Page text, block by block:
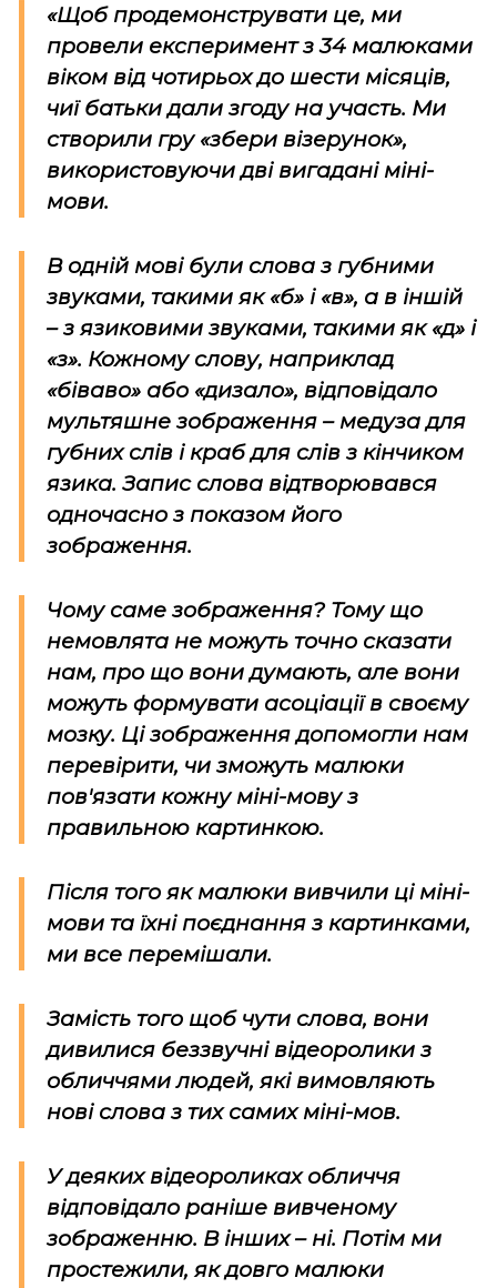
«Щоб продемонструвати це, ми
провели експеримент з 34 малюками
віком від чотирьох до шести місяців,
чиї батьки дали згоду на участь. Ми
створили гру «збери візерунок»,
використовуючи дві вигадані міні-
мови.
В одній мові були слова з губними
звуками, такими як «б» і «в», а в іншій
– з язиковими звуками, такими як «д» і
«з». Кожному слову, наприклад
«біваво» або «дизало», відповідало
мультяшне зображення – медуза для
губних слів і краб для слів з кінчиком
язика. Запис слова відтворювався
одночасно з показом його
зображення.
Чому саме зображення? Тому що
немовлята не можуть точно сказати
нам, про що вони думають, але вони
можуть формувати асоціації в своєму
мозку. Ці зображення допомогли нам
перевірити, чи зможуть малюки
пов'язати кожну міні-мову з
правильною картинкою.
Після того як малюки вивчили ці міні-
мови та їхні поєднання з картинками,
ми все перемішали.
Замість того щоб чути слова, вони
дивилися беззвучні відеоролики з
обличчями людей, які вимовляють
нові слова з тих самих міні-мов.
У деяких відеороликах обличчя
відповідало раніше вивченому
зображенню. В інших – ні. Потім ми
простежили, як довго малюки